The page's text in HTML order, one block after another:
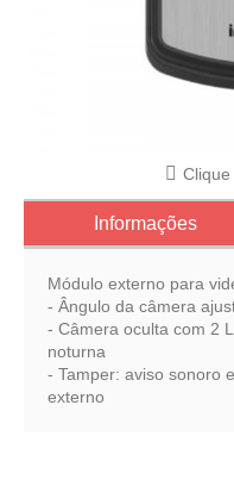
Informações
Módulo externo para
- Ângulo da câmera
- Câmera oculta com 2
noturna
- Tamper: aviso sonoro
externo